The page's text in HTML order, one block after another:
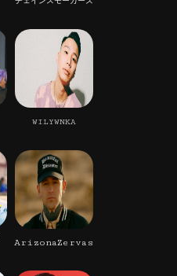
WILYWNKA
ArizonaZervas